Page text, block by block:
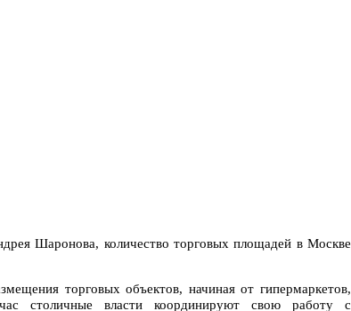
Шаронова, количество торговых площадей в Москве
торговых объектов, начиная от гипермаркетов,
столичные власти координируют свою работу с